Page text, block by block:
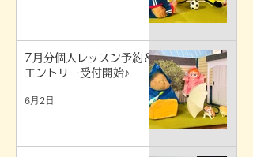
7月分個人レッスン予約＆
エントリー受付開始♪
6月2日